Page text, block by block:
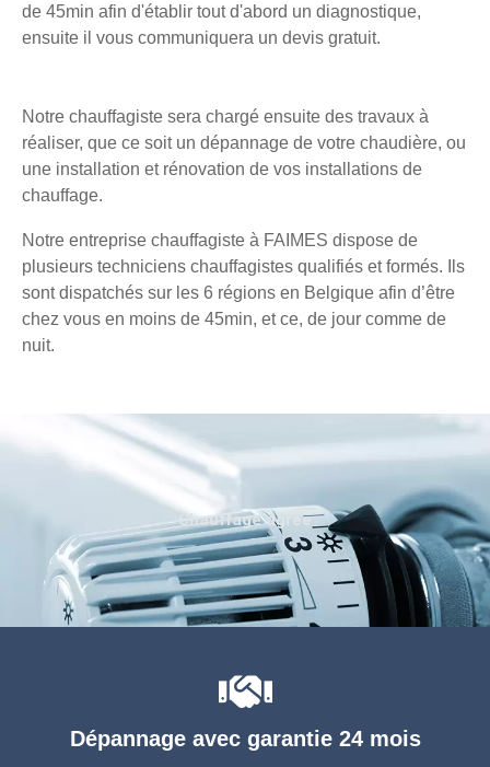
de 45min afin d'établir tout d'abord un diagnostique,
ensuite il vous communiquera un devis gratuit.
Notre chauffagiste sera chargé ensuite des travaux à
réaliser, que ce soit un dépannage de votre chaudière, ou
une installation et rénovation de vos installations de
chauffage.
Notre entreprise chauffagiste à FAIMES dispose de
plusieurs techniciens chauffagistes qualifiés et formés. Ils
sont dispatchés sur les 6 régions en Belgique afin d’être
chez vous en moins de 45min, et ce, de jour comme de
nuit.
Dépannage avec garantie 24 mois
Chauffage agréé